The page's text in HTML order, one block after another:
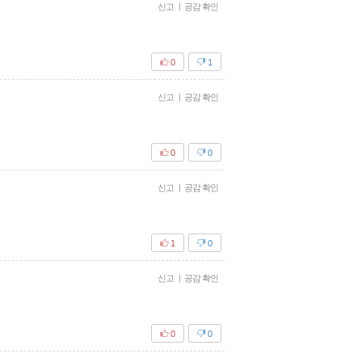
신고 | 공감 확인
1
0
신고 | 공감 확인
0
0
신고 | 공감 확인
0
1
신고 | 공감 확인
0
0